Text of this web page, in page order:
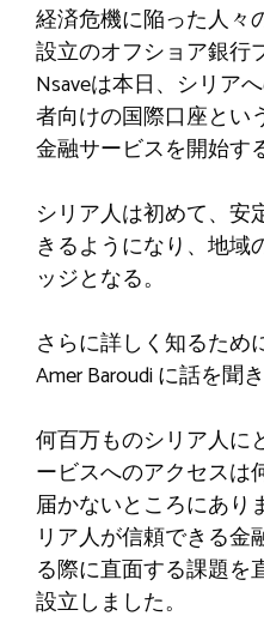
経済危機に陥った人々
設立のオフショア銀行
Nsaveは本日、シリア
者向けの国際口座とい
金融サービスを開始す
シリア人は初めて、安
きるようになり、地域
ッジとなる。
さらに詳しく知るため
Amer Baroudi に話を聞
何百万ものシリア人に
ービスへのアクセスは
届かないところにあり
リア人が信頼できる
る際に直面する課題を
設立しました。